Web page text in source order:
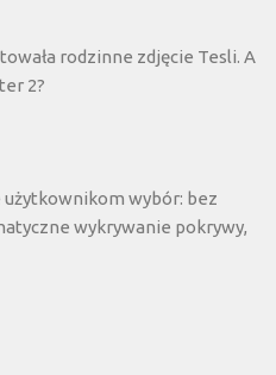
rodzinne zdjęcie Tesli. A
2?
użytkownikom wybór: bez
wykrywanie pokrywy,